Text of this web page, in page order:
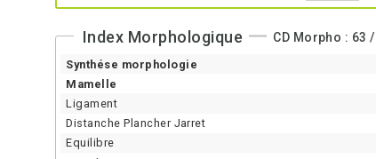
Index Morphologique
Synthése morphologie
Mamelle
Ligament
Distanche Plancher Jarret
Equilibre